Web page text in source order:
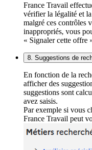
France Travail
vérifier la légalité et
malgré ces contrôles
inappropriés, vous
« Signaler cette offre
8. Suggestions de
En fonction de la
afficher des
suggestions sont
avez saisis.
Par exemple si vous
France Travail peut